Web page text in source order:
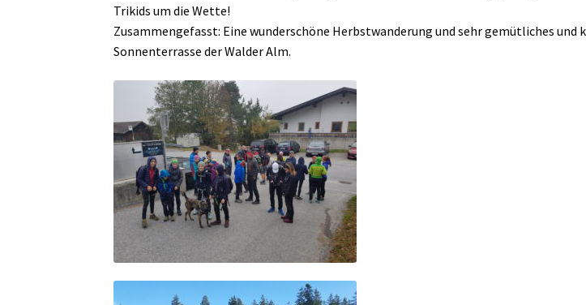
Trikids um die Wette!
Zusammengefasst: Eine wunderschöne Herbstwanderung und sehr gemütliches
Sonnenterrasse der Walder Alm.